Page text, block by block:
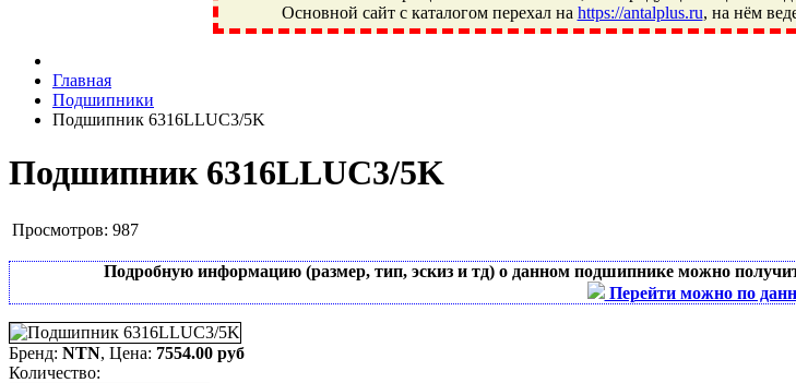
Основной сайт с каталогом перехал на https://antalplus.ru, на нём
Фрязино, Антал+, плюс, Свердловский, Загорянский, Юбилейный, Щелково, Москва, Пушкино,
техника, сварочные аппараты, NIS, NSK, JED, KPT, NXZ, ГПЗ, Neutral, WHX, ZWZ, CRAFT, СПЗ-
NTN, SKF, купить, заказать
Главная
Подшипники
Подшипник 6316LLUC3/5K
Подшипник 6316LLUC3/5K
Просмотров: 987
Подробную информацию (размер, тип, эскиз и тд) о данном подшипнике можно
Перейти можно по
Бренд: NTN, Цена: 7554.00 руб
Количество: